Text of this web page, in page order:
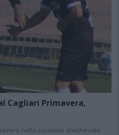
Cagliari Primavera,
nella seconda amichevole